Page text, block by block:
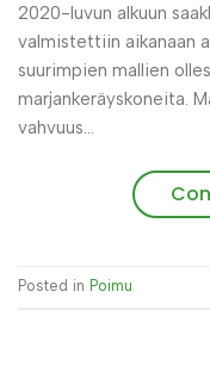
2020-luvun alkuun
valmistettiin aikanaan
suurimpien mallien
marjankeräyskoneita.
vahvuus…
Posted in Poimu